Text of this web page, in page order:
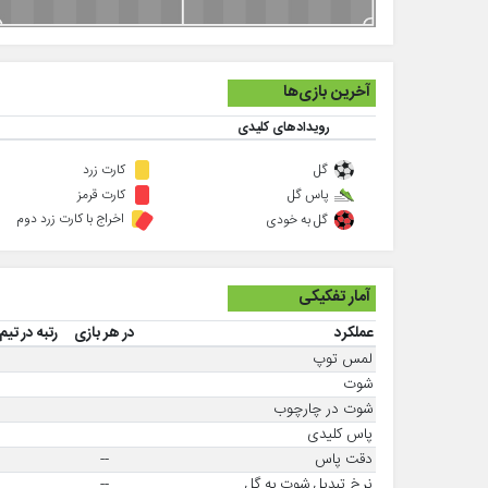
آخرین بازی‌ها
رویدادهای کلیدی
گل
پاس گل
گل به خودی
کارت زرد
کارت قرمز
اخراج با کارت زرد دوم
آمار تفکیکی
عملکرد در هر بازی
رتبه در تیم
لمس توپ
شوت
شوت در چارچوب
پاس کلیدی
دقت پاس
--